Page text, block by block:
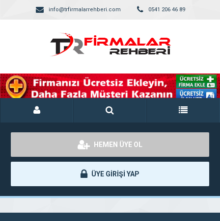
info@trfirmalarrehberi.com 0541 206 46 89
HEMEN ÜYE OL
ÜYE GİRİŞİ YAP